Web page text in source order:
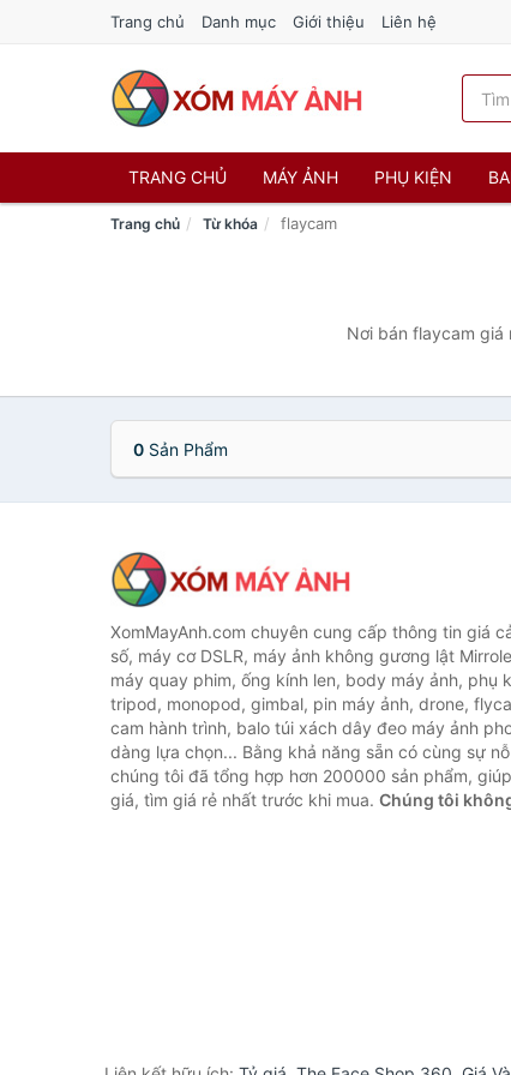
Trang chủ Danh mục Giới thiệu Liên hệ
TRANG CHỦ MÁY ẢNH PHỤ KIỆN
Trang chủ Từ khóa flaycam
Nơi bán flaycam giá
0 Sản Phẩm
XomMayAnh.com chuyên cung cấp thông tin giá
số, máy cơ DSLR, máy ảnh không gương lật
máy quay phim, ống kính len, body máy ảnh, phụ
tripod, monopod, gimbal, pin máy ảnh, drone,
cam hành trình, balo túi xách dây đeo máy ảnh
dàng lựa chọn... Bằng khả năng sẵn có cùng sự
chúng tôi đã tổng hợp hơn 200000 sản phẩm,
giá, tìm giá rẻ nhất trước khi mua. Chúng tôi